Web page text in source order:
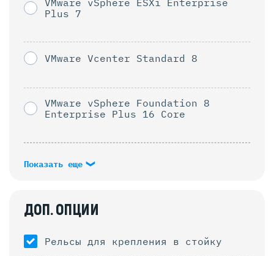
Plus 7
VMware Vcenter Standard 8
VMware vSphere Foundation 8
Enterprise Plus 16 Core
Показать еще
ДОП. ОПЦИИ
Рельсы для крепления в стойку